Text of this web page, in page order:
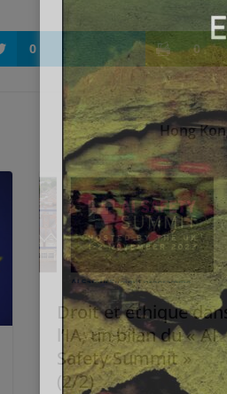
0 0
Hong
Droit et éthique
l’IA; un bilan du « AI
Safety Summit »
(2/2)